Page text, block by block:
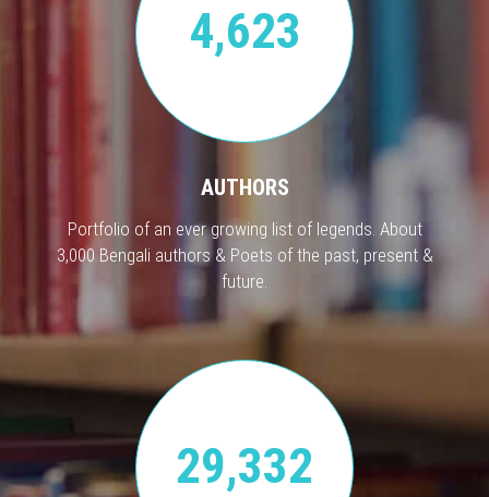
4,623
AUTHORS
Portfolio of an ever growing list of legends. About
3,000 Bengali authors & Poets of the past, present &
future.
29,332